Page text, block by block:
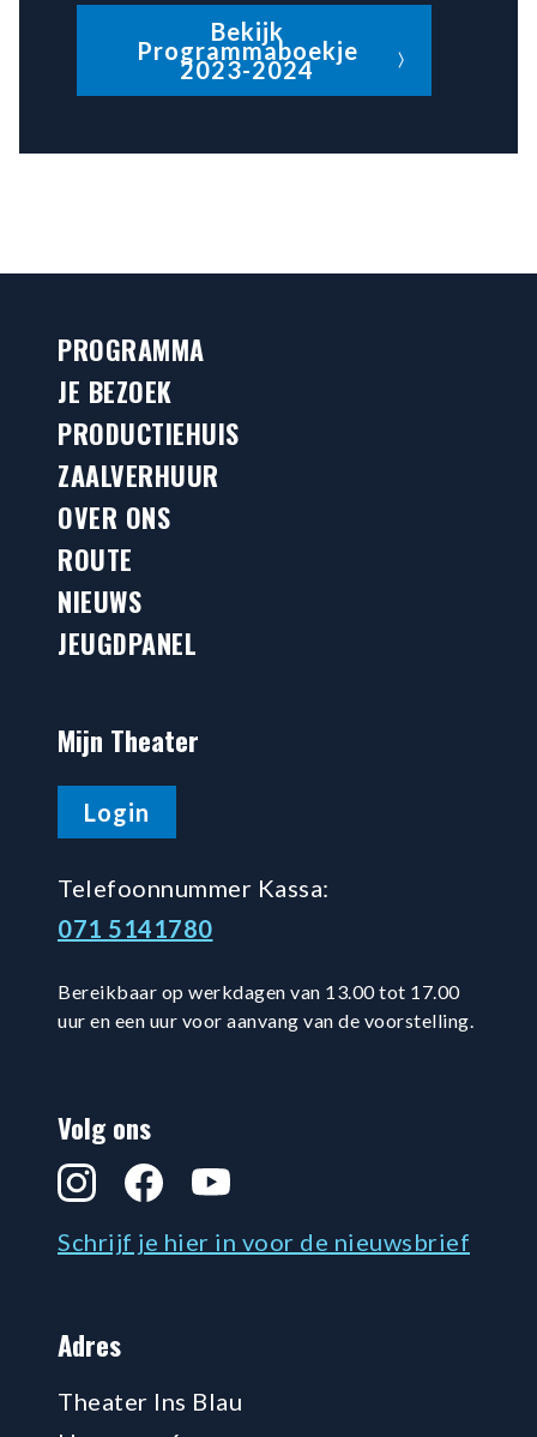
Bekijk
Programmaboekje
2023-2024
PROGRAMMA
JE BEZOEK
PRODUCTIEHUIS
ZAALVERHUUR
OVER ONS
ROUTE
NIEUWS
JEUGDPANEL
Mijn Theater
Login
Telefoonnummer Kassa:
071 5141780
Bereikbaar op werkdagen van 13.00 tot 17.00
uur en een uur voor aanvang van de voorstelling.
Volg ons
InstagramFacebookYouTube
Schrijf je hier in voor de nieuwsbrief
Adres
Theater Ins Blau